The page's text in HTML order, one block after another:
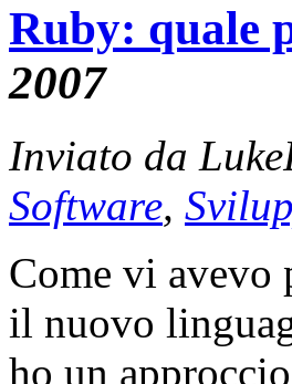
Ruby: quale
2007
Inviato da
Software,
Come vi avevo
il nuovo
ho un